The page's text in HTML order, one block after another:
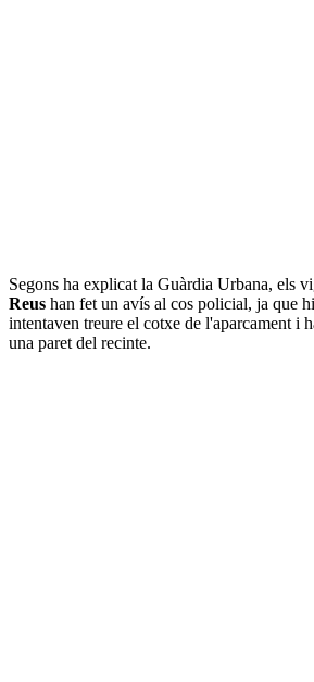
Segons ha explicat la Guàrdia Urbana, els
Reus han fet un avís al cos policial, ja que
intentaven treure el cotxe de l'aparcament i
una paret del recinte.